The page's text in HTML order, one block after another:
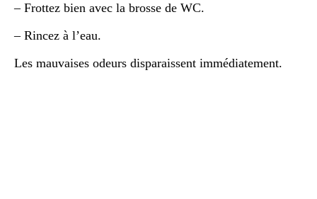
– Frottez bien avec la brosse de WC.
– Rincez à l’eau.
Les mauvaises odeurs disparaissent immédiatement.